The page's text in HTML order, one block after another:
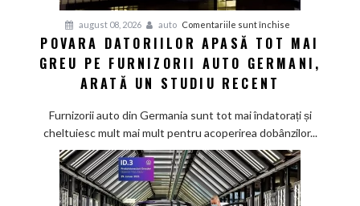
august 08, 2026 auto Comentariile sunt închise
Povara
datoriilor
mai
greu
furnizorii
auto
germani,
POVARA DATORIILOR APASĂ TOT MAI
GREU PE FURNIZORII AUTO GERMANI,
ARATĂ UN STUDIU RECENT
Furnizorii auto din Germania sunt tot mai îndatorați și
cheltuiesc mult mai mult pentru acoperirea dobânzilor...